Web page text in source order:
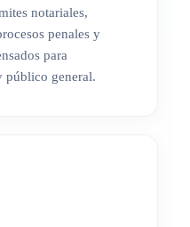
notariales,
penales y
para
público general.